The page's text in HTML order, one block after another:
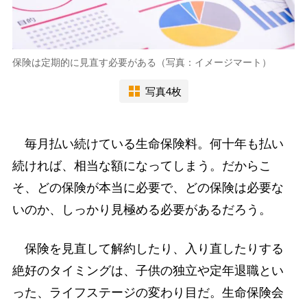
保険は定期的に見直す必要がある（写真：イメージマート）
写真4枚
毎月払い続けている生命保険料。何十年も払い
続ければ、相当な額になってしまう。だからこ
そ、どの保険が本当に必要で、どの保険は必要な
いのか、しっかり見極める必要があるだろう。
保険を見直して解約したり、入り直したりする
絶好のタイミングは、子供の独立や定年退職とい
った、ライフステージの変わり目だ。生命保険会